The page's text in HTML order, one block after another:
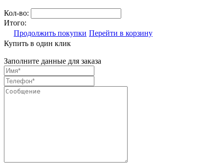
Кол-во:
Итого:
Продолжить покупки Перейти в корзину
Купить в один клик
Заполните данные для заказа